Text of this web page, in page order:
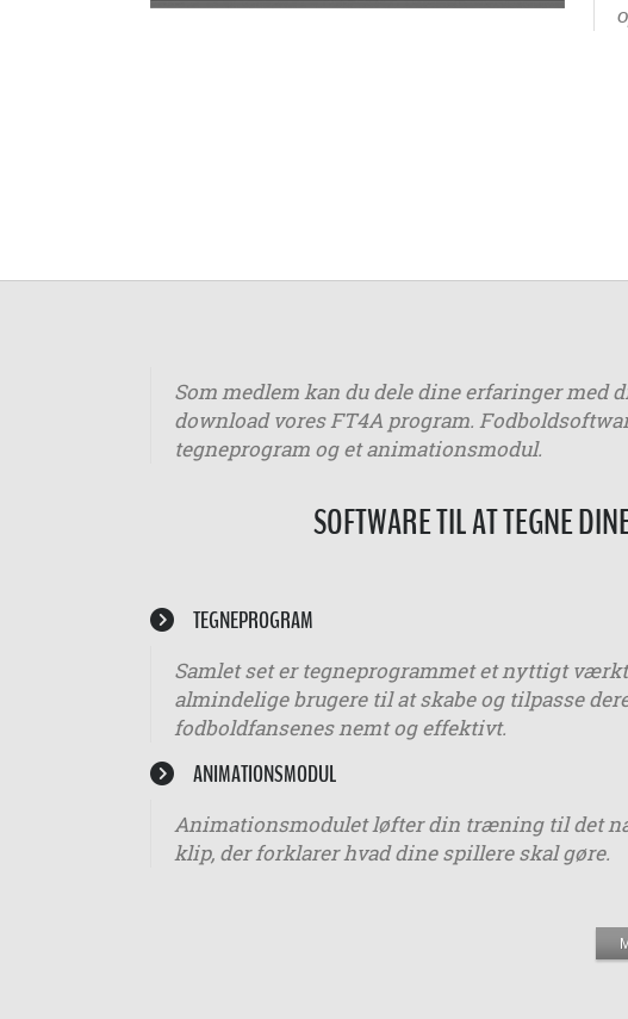
Som medlem kan du dele dine erfaringer med
download vores FT4A program.
tegneprogram og et animationsmodul.
SOFTWARE TIL AT TEGNE
TEGNEPROGRAM
Samlet set er tegneprogrammet et nyttigt
almindelige brugere til at skabe og tilpasse
fodboldfansenes nemt og effektivt.
ANIMATIONSMODUL
Animationsmodulet løfter din træning til det
klip, der forklarer hvad dine spillere skal gøre.